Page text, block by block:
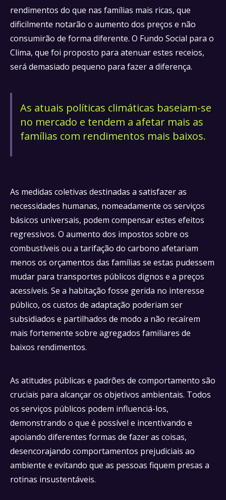
rendimentos do que nas famílias mais ricas, que
dificilmente notarão o aumento dos preços e não
consumirão de forma diferente. O Fundo Social para o
Clima, que foi proposto para atenuar estes receios,
será demasiado pequeno para fazer a diferença.
As atuais políticas climáticas baseiam-se
no mercado e tendem a afetar mais as
famílias com rendimentos mais baixos.
As medidas coletivas destinadas a satisfazer as
necessidades humanas, nomeadamente os serviços
básicos universais, podem compensar estes efeitos
regressivos. O aumento dos impostos sobre os
combustíveis ou a tarifação do carbono afetariam
menos os orçamentos das famílias se estas pudessem
mudar para transportes públicos dignos e a preços
acessíveis. Se a habitação fosse gerida no interesse
público, os custos de adaptação poderiam ser
subsidiados e partilhados de modo a não recaírem
mais fortemente sobre agregados familiares de
baixos rendimentos.
As atitudes públicas e padrões de comportamento são
cruciais para alcançar os objetivos ambientais. Todos
os serviços públicos podem influenciá-los,
demonstrando o que é possível e incentivando e
apoiando diferentes formas de fazer as coisas,
desencorajando comportamentos prejudiciais ao
ambiente e evitando que as pessoas fiquem presas a
rotinas insustentáveis.